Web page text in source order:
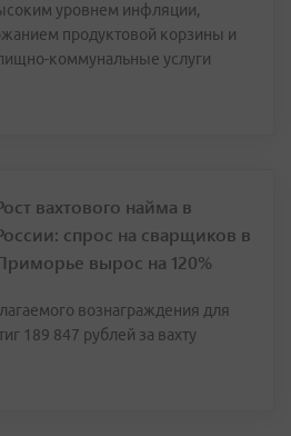
уровнем инфляции,
продуктовой корзины и
коммунальные услуги
вахтового найма в
спрос на сварщиков в
вырос на 120%
вознаграждения для
189 847 рублей за вахту